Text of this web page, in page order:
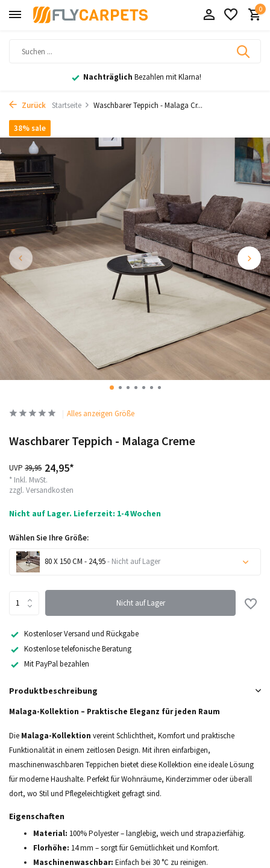
0
Nachträglich Bezahlen mit Klarna!
Zurück Startseite Waschbarer Teppich - Malaga Cr...
38% sale
Alles anzeigen Größe
Waschbarer Teppich - Malaga Creme
UVP 39,95 24,95*
* Inkl. MwSt.
zzgl. Versandkosten
Nicht auf Lager. Lieferzeit: 1-4 Wochen
Wählen Sie Ihre Größe:
80 X 150 CM - 24,95- Nicht auf Lager
Nicht auf Lager
Nicht auf Lager
Nicht auf Lager
Nicht auf Lager
Nicht auf Lager
Kostenloser Versand und Rückgabe
Kostenlose telefonische Beratung
Mit PayPal bezahlen
Produktbeschreibung
Malaga-Kollektion – Praktische Eleganz für jeden Raum
Die Malaga-Kollektion vereint Schlichtheit, Komfort und praktische
Funktionalität in einem zeitlosen Design. Mit ihren einfarbigen,
maschinenwaschbaren Teppichen bietet diese Kollektion eine ideale Lösung
für moderne Haushalte. Perfekt für Wohnräume, Kinderzimmer oder überall
dort, wo Stil und Pflegeleichtigkeit gefragt sind.
Eigenschaften
Material: 100% Polyester – langlebig, weich und strapazierfähig.
Florhöhe: 14 mm – sorgt für Gemütlichkeit und Komfort.
Maschinenwaschbar: Einfach bei 30 °C zu reinigen.